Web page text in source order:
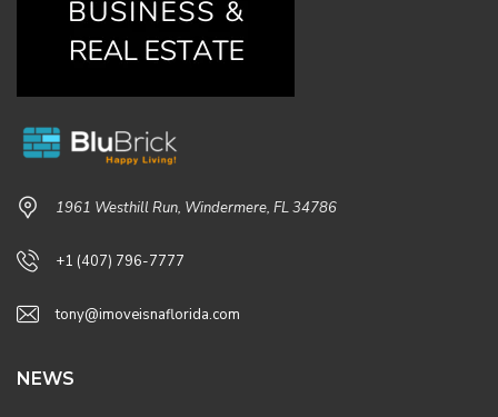
1961 Westhill Run, Windermere, FL 34786
+1 (407) 796-7777
tony@imoveisnaflorida.com
NEWS